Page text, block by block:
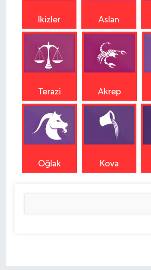
İkizler Aslan
Terazi Akrep
Oğlak Kova